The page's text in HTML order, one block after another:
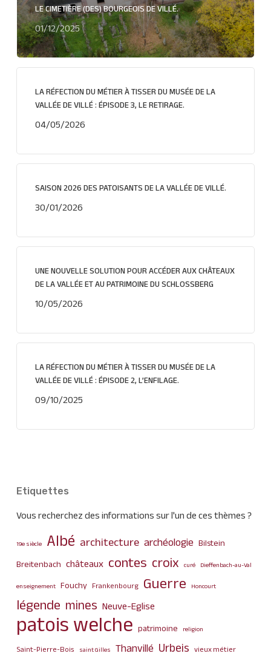
LE CIMETIÈRE (DES) BOURGEOIS DE VILLÉ.
01/12/2025
LA RÉFECTION DU MÉTIER À TISSER DU MUSÉE DE LA
VALLÉE DE VILLÉ : ÉPISODE 3, LE RETIRAGE.
04/05/2026
SAISON 2026 DES PATOISANTS DE LA VALLÉE DE VILLÉ.
30/01/2026
UNE NOUVELLE SOLUTION POUR ACCÉDER AUX CHÂTEAUX
DE LA VALLÉE ET AU PATRIMOINE DU SCHLOSSBERG
10/05/2026
LA RÉFECTION DU MÉTIER À TISSER DU MUSÉE DE LA
VALLÉE DE VILLÉ : ÉPISODE 2, L’ENFILAGE.
09/10/2025
Etiquettes
Vous recherchez des informations sur l'un de ces thèmes ?
19e siècle Albé architecture archéologie Bilstein
Breitenbach châteaux contes croix curé Dieffenbach-au-Val
enseignement Fouchy Frankenbourg Guerre Honcourt
légende mines Neuve-Eglise
patois welche patrimoine religion
Saint-Pierre-Bois saint Gilles Thanvillé Urbeis vieux métier